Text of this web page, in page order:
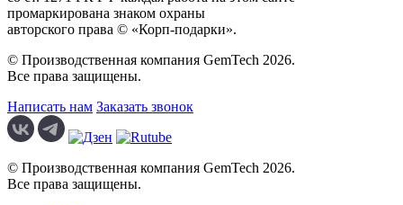
промаркирована знаком охраны
авторского права © «Корп-подарки».
© Производственная компания GemTech 2026.
Все права защищены.
Написать нам Заказать звонок
© Производственная компания GemTech 2026.
Все права защищены.